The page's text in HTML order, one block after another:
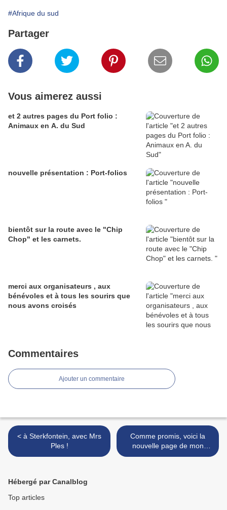
#Afrique du sud
Partager
Vous aimerez aussi
et 2 autres pages du Port folio :
Animaux en A. du Sud
nouvelle présentation : Port-folios
bientôt sur la route avec le "Chip
Chop" et les carnets.
merci aux organisateurs , aux
bénévoles et à tous les sourirs que
nous avons croisés
Commentaires
Ajouter un commentaire
< à Sterkfontein, avec Mrs
Ples !
Comme promis, voici la
nouvelle page de mon
Diaporama : "L' Afrique,
Hébergé par Canalblog
Top articles